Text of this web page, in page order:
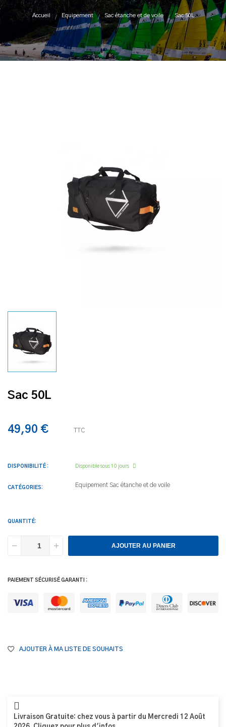
Accueil Equipement Sac étanche et de voile Sac 50L
Sac 50L
49,90 € TTC
DISPONIBILITÉ : Disponible sous 10 jours
CATÉGORIES: Equipement Sac étanche et de voile
QUANTITÉ:
AJOUTER AU PANIER
PAIEMENT SÉCURISÉ GARANTI :
AJOUTER À MA LISTE DE SOUHAITS
Livraison Gratuite: chez vous à partir du Mercredi 12 Août